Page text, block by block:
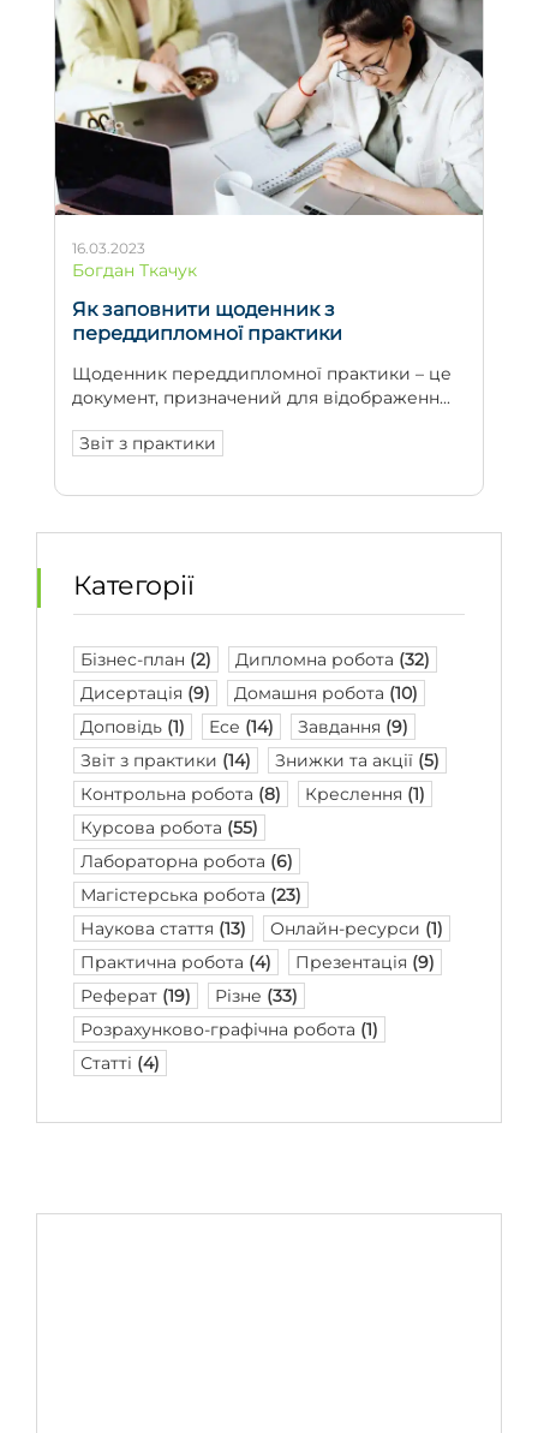
16.03.2023
Богдан Ткачук
Як заповнити щоденник з
переддипломної практики
Щоденник переддипломної практики – це
документ, призначений для відображенн...
Звіт з практики
Категорії
Бізнес-план (2) Дипломна робота (32)
Дисертація (9) Домашня робота (10)
Доповідь (1) Есе (14) Завдання (9)
Звіт з практики (14) Знижки та акції (5)
Контрольна робота (8) Креслення (1)
Курсова робота (55)
Лабораторна робота (6)
Магістерська робота (23)
Наукова стаття (13) Онлайн-ресурси (1)
Практична робота (4) Презентація (9)
Реферат (19) Різне (33)
Розрахунково-графічна робота (1)
Статті (4)